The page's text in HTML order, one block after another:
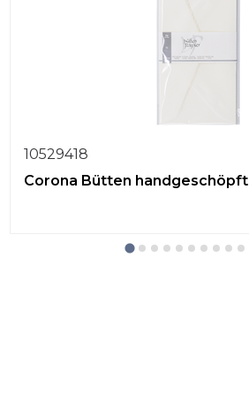
10529418
Corona Bütten handgeschöpft